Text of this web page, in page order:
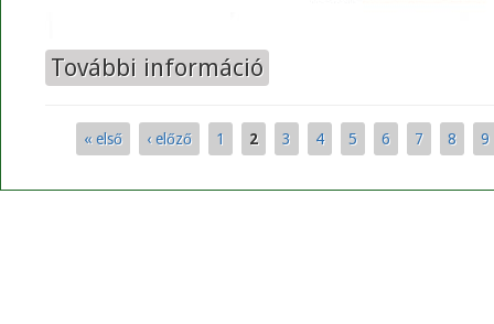
További információ
Oldalak
« első ‹ előző 1 2 3 4 5 6 7 8 9